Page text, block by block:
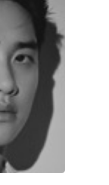
은 썰_푼다txt’ 좁
서 피어나는 사랑싸
한 이야기 커/..
복불복' ‘내 방 마
한 눈치꾼들의 전쟁
다 ‘맑은 눈의 탐
변신한 디오부터 독
서 무너지는 지코크
10년 우정까지 혼자
여..
여행’ 도착하자마자
대환장 미션 릴레이
실패로 멤버들은
해져가고 급기야
아버지에게OS 전
는데 여기는 홋카이
밀라노인가요 느슨
션계에 긴장감을 줄
또 미션 자칭, 당장
요' 출격 가능한 아이
7XL..